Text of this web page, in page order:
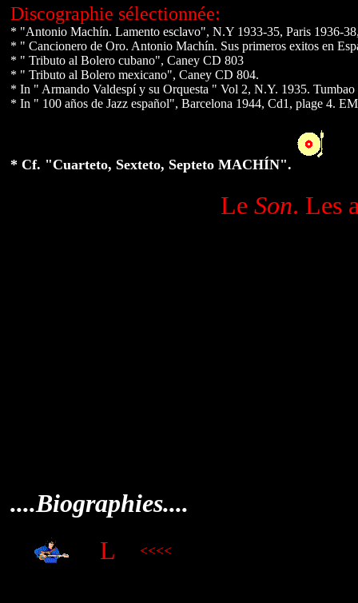
Discographie sélectionnée:
* "Antonio Machín. Lamento esclavo", N.Y 1933-35, Paris 1936-
* " Cancionero de Oro. Antonio Machín. Sus primeros exitos en
* " Tributo al Bolero cubano", Caney CD 803
* " Tributo al Bolero mexicano", Caney CD 804.
* In " Armando Valdespí y su Orquesta " Vol 2, N.Y. 1935.
* In " 100 años de Jazz español", Barcelona 1944, Cd1, plage 4.
* Cf. "Cuarteto, Sexteto, Septeto MACHÍN".
Le Son. Les
....Biographies....
L
<<<<